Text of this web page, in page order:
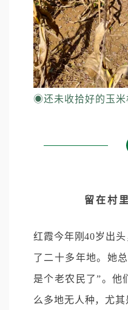
◉还未收拾好的玉米
留在村
红霞今年刚40岁出
了二十多年地。她
是个老农民了”。他
么多地无人种，尤